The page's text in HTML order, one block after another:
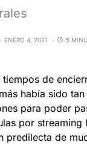
ENERO 4, 2021 5
tiempos de
había sido
para poder
por
predilecta de